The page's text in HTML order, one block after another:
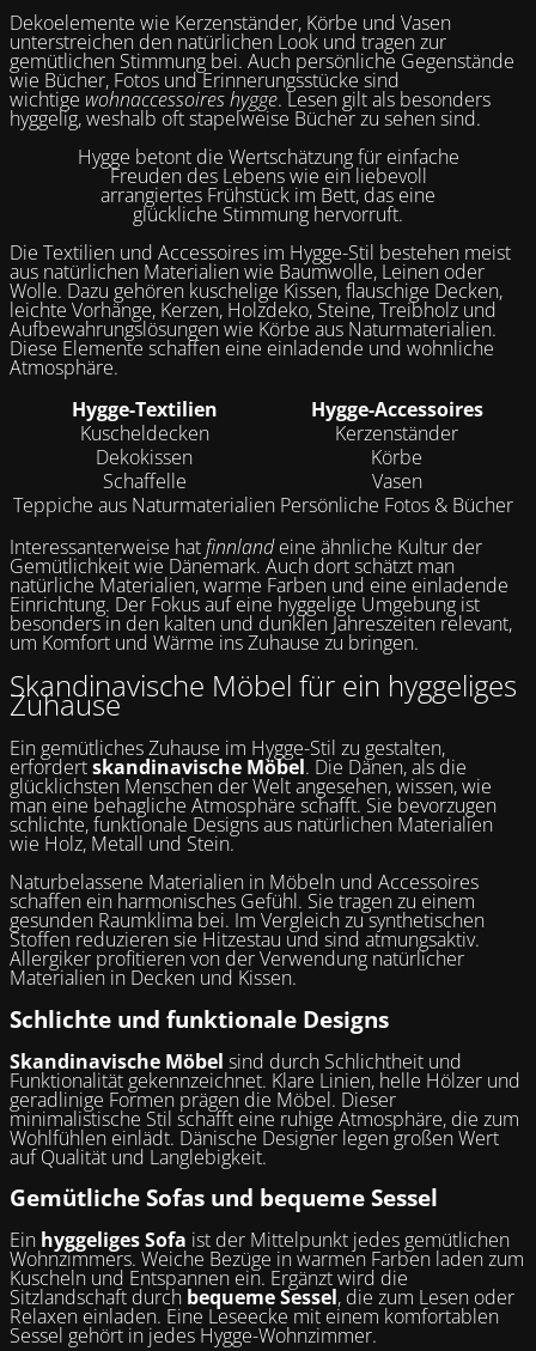
Dekoelemente wie Kerzenständer, Körbe und Vasen
unterstreichen den natürlichen Look und tragen zur
gemütlichen Stimmung bei. Auch persönliche Gegenstände
wie Bücher, Fotos und Erinnerungsstücke sind
wichtige wohnaccessoires hygge. Lesen gilt als besonders
hyggelig, weshalb oft stapelweise Bücher zu sehen sind.
Hygge betont die Wertschätzung für einfache
Freuden des Lebens wie ein liebevoll
arrangiertes Frühstück im Bett, das eine
glückliche Stimmung hervorruft.
Die Textilien und Accessoires im Hygge-Stil bestehen meist
aus natürlichen Materialien wie Baumwolle, Leinen oder
Wolle. Dazu gehören kuschelige Kissen, flauschige Decken,
leichte Vorhänge, Kerzen, Holzdeko, Steine, Treibholz und
Aufbewahrungslösungen wie Körbe aus Naturmaterialien.
Diese Elemente schaffen eine einladende und wohnliche
Atmosphäre.
Hygge-Textilien
Hygge-Accessoires
Kuscheldecken
Kerzenständer
Dekokissen
Körbe
Schaffelle
Vasen
Teppiche aus Naturmaterialien Persönliche Fotos & Bücher
Interessanterweise hatfinnlandeine ähnliche Kultur der
Gemütlichkeit wie Dänemark. Auch dort schätzt man
natürliche Materialien, warme Farben und eine einladende
Einrichtung. Der Fokus auf eine hyggelige Umgebung ist
besonders in den kalten und dunklen Jahreszeiten relevant,
um Komfort und Wärme ins Zuhause zu bringen.
Skandinavische Möbel für ein hyggeliges
Zuhause
Ein gemütliches Zuhause im Hygge-Stil zu gestalten,
erfordertskandinavische Möbel. Die Dänen, als die
glücklichsten Menschen der Welt angesehen, wissen, wie
man eine behagliche Atmosphäre schafft. Sie bevorzugen
schlichte, funktionale Designs aus natürlichen Materialien
wie Holz, Metall und Stein.
Naturbelassene Materialien in Möbeln und Accessoires
schaffen ein harmonisches Gefühl. Sie tragen zu einem
gesunden Raumklima bei. Im Vergleich zu synthetischen
Stoffen reduzieren sie Hitzestau und sind atmungsaktiv.
Allergiker profitieren von der Verwendung natürlicher
Materialien in Decken und Kissen.
Schlichte und funktionale Designs
Skandinavische Möbel sind durch Schlichtheit und
Funktionalität gekennzeichnet. Klare Linien, helle Hölzer und
geradlinige Formen prägen die Möbel. Dieser
minimalistische Stil schafft eine ruhige Atmosphäre, die zum
Wohlfühlen einlädt. Dänische Designer legen großen Wert
auf Qualität und Langlebigkeit.
Gemütliche Sofas und bequeme Sessel
Ein hyggeliges Sofa ist der Mittelpunkt jedes gemütlichen
Wohnzimmers. Weiche Bezüge in warmen Farben laden zum
Kuscheln und Entspannen ein. Ergänzt wird die
Sitzlandschaft durch bequeme Sessel, die zum Lesen oder
Relaxen einladen. Eine Leseecke mit einem komfortablen
Sessel gehört in jedes Hygge-Wohnzimmer.